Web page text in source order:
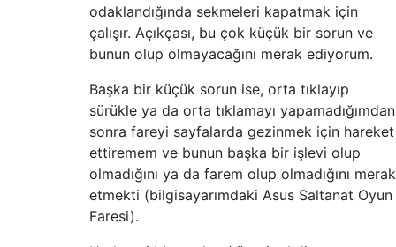
odaklandığında sekmeleri kapatmak için
çalışır. Açıkçası, bu çok küçük bir sorun ve
bunun olup olmayacağını merak ediyorum.
Başka bir küçük sorun ise, orta tıklayıp
sürükle ya da orta tıklamayı yapamadığımdan
sonra fareyi sayfalarda gezinmek için hareket
ettiremem ve bunun başka bir işlevi olup
olmadığını ya da farem olup olmadığını merak
etmekti (bilgisayarımdaki Asus Saltanat Oyun
Faresi).